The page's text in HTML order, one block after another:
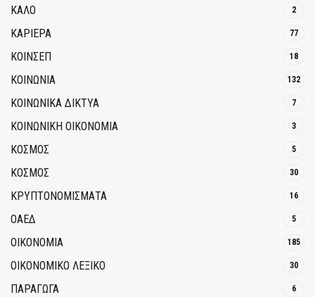
ΚΑΛΟ 2
ΚΑΡΙΕΡΑ 77
ΚΟΙΝΣΕΠ 18
ΚΟΙΝΩΝΙΑ 132
ΚΟΙΝΩΝΙΚΆ ΔΊΚΤΥΑ 7
ΚΟΙΝΩΝΙΚΉ ΟΙΚΟΝΟΜΊΑ 3
ΚΟΣΜΟΣ 5
ΚΟΣΜΟΣ 30
ΚΡΥΠΤΟΝΟΜΊΣΜΑΤΑ 16
ΟΑΕΔ 5
ΟΙΚΟΝΟΜΙΑ 185
ΟΙΚΟΝΟΜΙΚΟ ΛΕΞΙΚΟ 30
ΠΑΡΑΓΩΓΑ 6